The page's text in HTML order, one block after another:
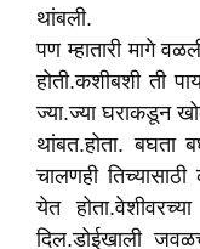
थांबली.
पण म्हातारी मागे
होती.कशीबशी ती
ज्या.ज्या घराकडून
थांबत.होता. बघता
चालणही
येत
दिल.डोईखाली